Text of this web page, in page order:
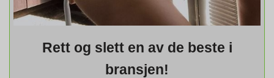
Rett og slett en av de beste i
bransjen!